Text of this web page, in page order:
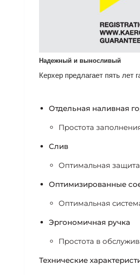
Надежный и выносливый
Керхер предлагает пять лет
Отдельная наливная
Простота
Слив
Оптимальная
Оптимизированные
Оптимальная
Эргономичная ручка
Простота в
Технические